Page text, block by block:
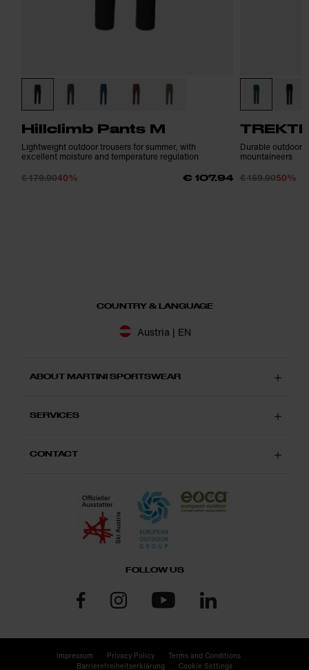
Hillclimb Pants M
Lightweight outdoor trousers for summer, with
excellent moisture and temperature regulation
€ 179.9040% € 107.94
Durable outdoor
mountaineers
€ 159.9050%
COUNTRY & LANGUAGE
Austria | EN
ABOUT MARTINI SPORTSWEAR
SERVICES
CONTACT
FOLLOW US
Impressum Privacy Policy
Terms and Conditions
Barrierefreiheitserklärung
Cookie Settings